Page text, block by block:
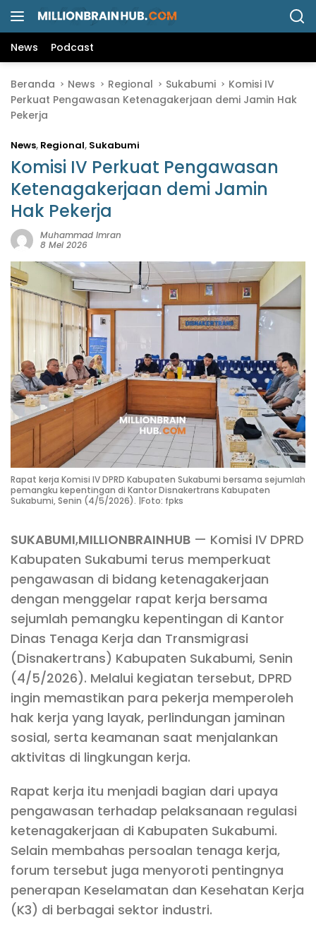
News Podcast
Beranda News Regional Sukabumi
Komisi IV
Perkuat Pengawasan Ketenagakerjaan demi Jamin Hak
Pekerja
News, Regional, Sukabumi
Komisi IV Perkuat Pengawasan
Ketenagakerjaan demi Jamin
Hak Pekerja
Muhammad Imran
8 Mei 2026
Rapat kerja Komisi IV DPRD Kabupaten Sukabumi bersama sejumlah
pemangku kepentingan di Kantor Disnakertrans Kabupaten
Sukabumi, Senin (4/5/2026). |Foto: fpks
SUKABUMI,MILLIONBRAINHUB — Komisi IV DPRD
Kabupaten Sukabumi terus memperkuat
pengawasan di bidang ketenagakerjaan
dengan menggelar rapat kerja bersama
sejumlah pemangku kepentingan di Kantor
Dinas Tenaga Kerja dan Transmigrasi
(Disnakertrans) Kabupaten Sukabumi, Senin
(4/5/2026). Melalui kegiatan tersebut, DPRD
ingin memastikan para pekerja memperoleh
hak kerja yang layak, perlindungan jaminan
sosial, serta keamanan saat menjalankan
aktivitas di lingkungan kerja.
Rapat kerja itu menjadi bagian dari upaya
pengawasan terhadap pelaksanaan regulasi
ketenagakerjaan di Kabupaten Sukabumi.
Selain membahas persoalan tenaga kerja,
forum tersebut juga menyoroti pentingnya
penerapan Keselamatan dan Kesehatan Kerja
(K3) di berbagai sektor industri.